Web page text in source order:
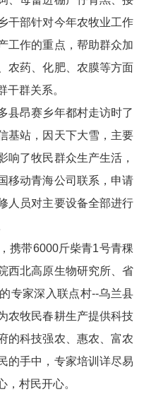
干部针对今年农牧业工作
工作的重点，帮助群众加
农药、化肥、农膜等方面
干群关系。
昂赛乡年都村走访时了
基站，因天下大雪，主要
响了牧民群众生产生活，
移动青海公司联系，申请
人员对主要设备全部进行
带6000斤柴青1号青稞
西北高原生物研究所、省
专家深入联点村--乌兰县
农牧民春耕生产提供科技
的科技强农、惠农、富农
的手中，专家培训详尽易
，村民开心。